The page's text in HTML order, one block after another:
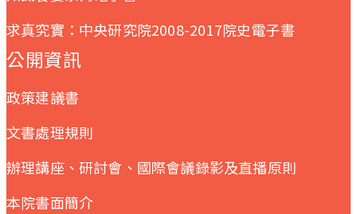
求真究實：中央研究院2008-2017院史電子書
公開資訊
政策建議書
文書處理規則
辦理講座、研討會、國際會議錄影及直播原則
本院書面簡介